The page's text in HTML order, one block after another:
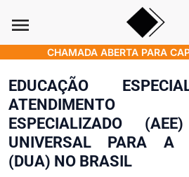
menu
CHAMADA ABERTA PARA
EDUCAÇÃO
ATENDIMENTO
ESPECIALIZADO
UNIVERSAL PARA A
(DUA) NO BRASIL